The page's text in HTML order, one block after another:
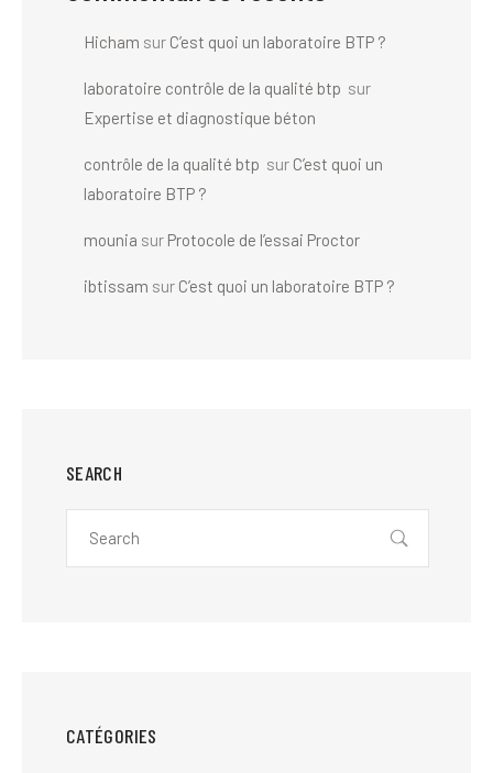
Hicham sur C’est quoi un laboratoire BTP ?
laboratoire contrôle de la qualité btp sur
Expertise et diagnostique béton
contrôle de la qualité btp sur C’est quoi un
laboratoire BTP ?
mounia sur Protocole de l’essai Proctor
ibtissam sur C’est quoi un laboratoire BTP ?
SEARCH
CATÉGORIES